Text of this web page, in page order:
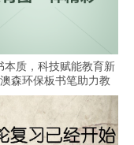
本质，科技赋能教育新
森环保板书笔助力教